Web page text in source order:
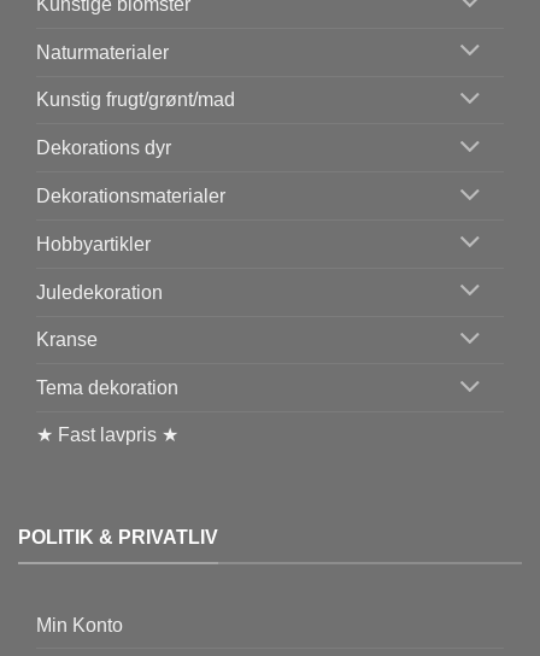
Naturmaterialer
Kunstig frugt/grønt/mad
Dekorations dyr
Dekorationsmaterialer
Hobbyartikler
Juledekoration
Kranse
Tema dekoration
★ Fast lavpris ★
POLITIK & PRIVATLIV
Min Konto